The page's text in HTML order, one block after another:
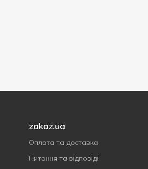
zakaz.ua
Оплата та доставка
Питання та відповіді